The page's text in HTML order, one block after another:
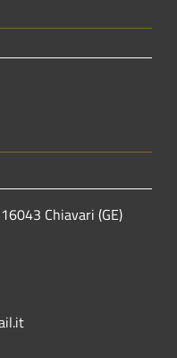
Chiavari (GE)